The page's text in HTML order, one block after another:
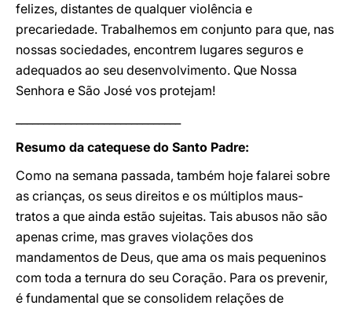
felizes, distantes de qualquer violência e
precariedade. Trabalhemos em conjunto para que, nas
nossas sociedades, encontrem lugares seguros e
adequados ao seu desenvolvimento. Que Nossa
Senhora e São José vos protejam!
Resumo da catequese do Santo Padre:
Como na semana passada, também hoje falarei sobre
as crianças, os seus direitos e os múltiplos maus-
tratos a que ainda estão sujeitas. Tais abusos não são
apenas crime, mas graves violações dos
mandamentos de Deus, que ama os mais pequeninos
com toda a ternura do seu Coração. Para os prevenir,
é fundamental que se consolidem relações de